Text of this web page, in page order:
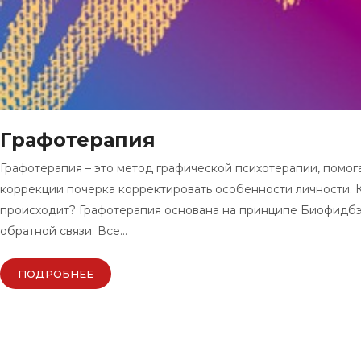
Графотерапия
Графотерапия – это метод графической психотерапии,
коррекции почерка корректировать особенности личности.
происходит? Графотерапия основана на принципе
обратной связи. Все…
ПОДРОБНЕЕ